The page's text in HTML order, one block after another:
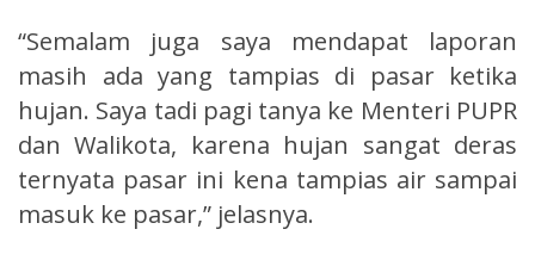
“Semalam juga saya mendapat laporan
masih ada yang tampias di pasar ketika
hujan. Saya tadi pagi tanya ke Menteri PUPR
dan Walikota, karena hujan sangat deras
ternyata pasar ini kena tampias air sampai
masuk ke pasar,” jelasnya.